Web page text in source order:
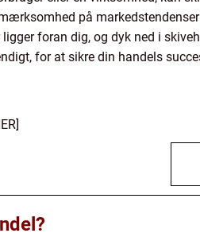
på
foran dig, og dyk ned i
for at sikre din handels